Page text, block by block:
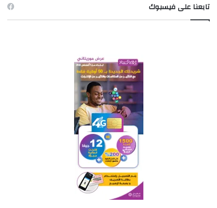
تابعنا على فيسبوك